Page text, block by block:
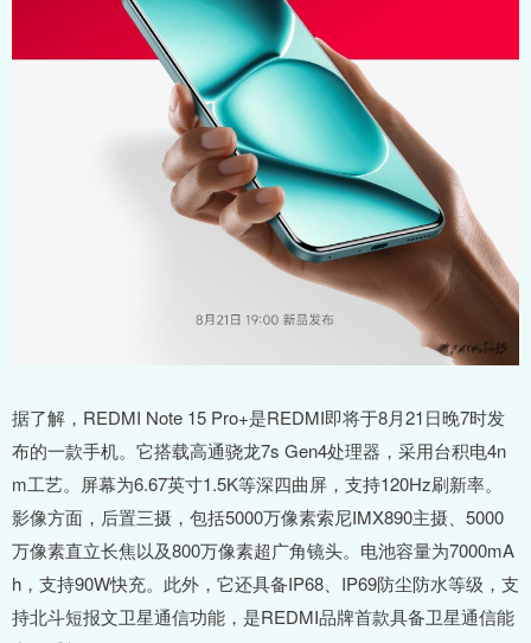
据了解，REDMI Note 15 Pro+是REDMI即将于8月21日晚7时发
布的一款手机。它搭载高通骁龙7s Gen4处理器，采用台积电4n
m工艺。屏幕为6.67英寸1.5K等深四曲屏，支持120Hz刷新率。
影像方面，后置三摄，包括5000万像素索尼IMX890主摄、5000
万像素直立长焦以及800万像素超广角镜头。电池容量为7000mA
h，支持90W快充。此外，它还具备IP68、IP69防尘防水等级，支
持北斗短报文卫星通信功能，是REDMI品牌首款具备卫星通信能